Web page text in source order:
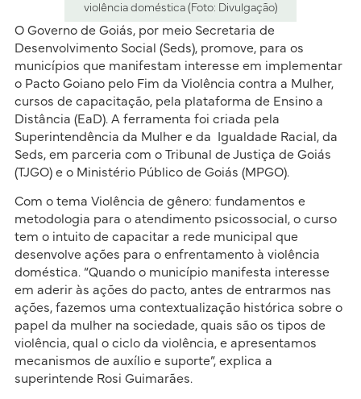
violência doméstica (Foto: Divulgação)
O Governo de Goiás, por meio Secretaria de
Desenvolvimento Social (Seds), promove, para os
municípios que manifestam interesse em implementar
o Pacto Goiano pelo Fim da Violência contra a Mulher,
cursos de capacitação, pela plataforma de Ensino a
Distância (EaD). A ferramenta foi criada pela
Superintendência da Mulher e da Igualdade Racial, da
Seds, em parceria com o Tribunal de Justiça de Goiás
(TJGO) e o Ministério Público de Goiás (MPGO).
Com o tema Violência de gênero: fundamentos e
metodologia para o atendimento psicossocial, o curso
tem o intuito de capacitar a rede municipal que
desenvolve ações para o enfrentamento à violência
doméstica. “Quando o município manifesta interesse
em aderir às ações do pacto, antes de entrarmos nas
ações, fazemos uma contextualização histórica sobre o
papel da mulher na sociedade, quais são os tipos de
violência, qual o ciclo da violência, e apresentamos
mecanismos de auxílio e suporte”, explica a
superintende Rosi Guimarães.